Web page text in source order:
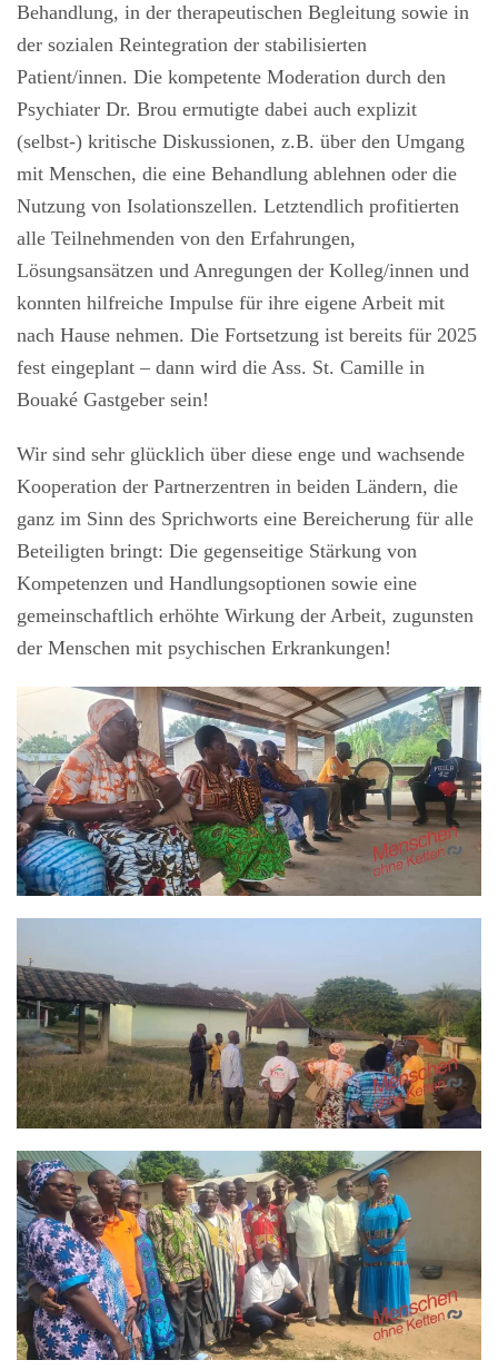
Behandlung, in der therapeutischen Begleitung sowie in
der sozialen Reintegration der stabilisierten
Patient/innen. Die kompetente Moderation durch den
Psychiater Dr. Brou ermutigte dabei auch explizit
(selbst-) kritische Diskussionen, z.B. über den Umgang
mit Menschen, die eine Behandlung ablehnen oder die
Nutzung von Isolationszellen. Letztendlich profitierten
alle Teilnehmenden von den Erfahrungen,
Lösungsansätzen und Anregungen der Kolleg/innen und
konnten hilfreiche Impulse für ihre eigene Arbeit mit
nach Hause nehmen. Die Fortsetzung ist bereits für 2025
fest eingeplant – dann wird die Ass. St. Camille in
Bouaké Gastgeber sein!
Wir sind sehr glücklich über diese enge und wachsende
Kooperation der Partnerzentren in beiden Ländern, die
ganz im Sinn des Sprichworts eine Bereicherung für alle
Beteiligten bringt: Die gegenseitige Stärkung von
Kompetenzen und Handlungsoptionen sowie eine
gemeinschaftlich erhöhte Wirkung der Arbeit, zugunsten
der Menschen mit psychischen Erkrankungen!